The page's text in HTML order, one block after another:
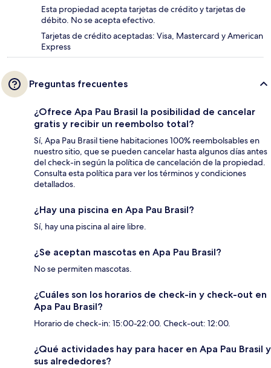
Esta propiedad acepta tarjetas de crédito y tarjetas de
débito. No se acepta efectivo.
Tarjetas de crédito aceptadas: Visa, Mastercard y American
Express
Preguntas frecuentes
¿Ofrece Apa Pau Brasil la posibilidad de cancelar
gratis y recibir un reembolso total?
Sí, Apa Pau Brasil tiene habitaciones 100% reembolsables en
nuestro sitio, que se pueden cancelar hasta algunos días antes
del check-in según la política de cancelación de la propiedad.
Consulta esta política para ver los términos y condiciones
detallados.
¿Hay una piscina en Apa Pau Brasil?
Sí, hay una piscina al aire libre.
¿Se aceptan mascotas en Apa Pau Brasil?
No se permiten mascotas.
¿Cuáles son los horarios de check-in y check-out en
Apa Pau Brasil?
Horario de check-in: 15:00-22:00. Check-out: 12:00.
¿Qué actividades hay para hacer en Apa Pau Brasil y
sus alrededores?